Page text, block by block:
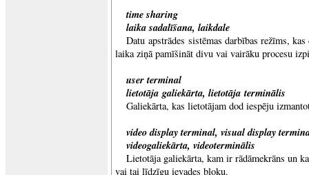
time sharing
laika sadalīšana, laikdale
Datu apstrādes sistēmas darbības režīms,
laika ziņā pamīšināt divu vai vairāku procesu
user terminal
lietotāja galiekārta, lietotāja terminālis
Galiekārta, kas lietotājam dod iespēju
video display terminal, visual display
videogaliekārta, videoterminālis
Lietotāja galiekārta, kam ir rādāmekrāns un
vai tai līdzīgu ievades bloku.